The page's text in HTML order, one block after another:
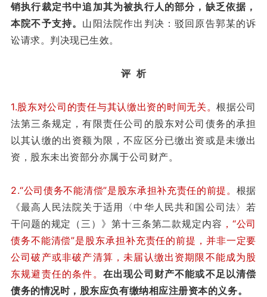
销执行裁定书中追加其为被执行人的部分，缺乏依据，
本院不予支持。 山阳法院作出判决：驳回原告郭某的诉
讼请求。判决现已生效。
评 析
1.股东对公司的责任与其认缴出资的时间无关。根据公司
法第三条规定，有限责任公司的股东对公司债务的承担
以其认缴的出资额为限，不应区分已缴出资或是未缴出
资，股东未出资部分亦属于公司财产。
2.“公司债务不能清偿”是股东承担补充责任的前提。 根据
《最高人民法院关于适用〈中华人民共和国公司法〉若
干问题的规定（三）》第十三条第二款规定内容 ，“公司
债务不能清偿”是股东承担补充责任的前提，并非一定要
公司破产或非破产清算，未届认缴出资期限不能成为股
东规避责任的条件。 在出现公司财产不能或不足以清偿
债务的情况时，股东应负有缴纳相应注册资本的义务。